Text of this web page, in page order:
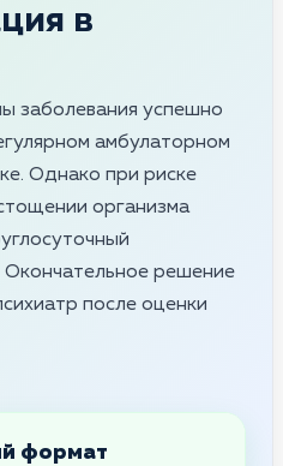
в
заболевания успешно
амбулаторном
Однако при риске
организма
Окончательное решение
после оценки
формат